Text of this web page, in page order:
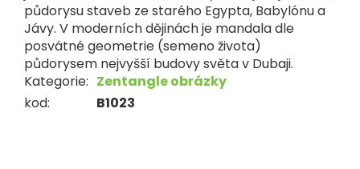
půdorysu staveb ze starého Egypta, Babylónu a
Jávy. V moderních dějinách je mandala dle
posvátné geometrie (semeno života)
půdorysem nejvyšší budovy světa v Dubaji.
Kategorie: Zentangle obrázky
kod: B1023